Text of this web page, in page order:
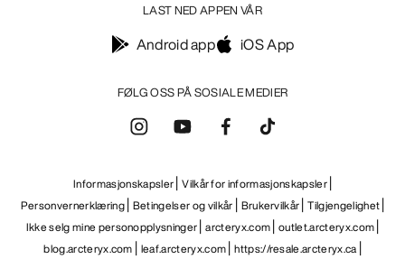
FØLG OSS PÅ SOSIALE MEDIER
LAST NED APPEN VÅR
Android app iOS App
Informasjonskapsler Vilkår for informasjonskapsler
Personvernerklæring Betingelser og vilkår Brukervilkår Tilgjengelighet
Ikke selg mine personopplysninger arcteryx.com outlet.arcteryx.com
blog.arcteryx.com leaf.arcteryx.com https://resale.arcteryx.ca